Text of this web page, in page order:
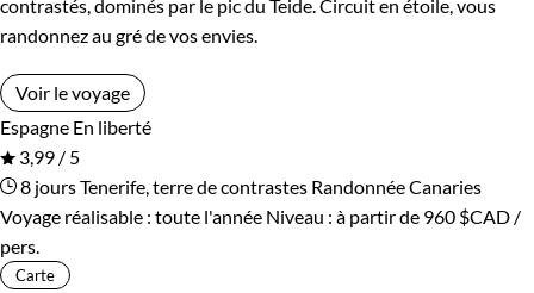
contrastés, dominés par le pic du Teide. Circuit en étoile, vous
randonnez au gré de vos envies.
Voir le voyage
Espagne En liberté
3,99 / 5
8 joursTenerife, terre de contrastes Randonnée Canaries
Voyage réalisable : toute l'année Niveau : à partir de 960 $CAD /
pers.
Carte